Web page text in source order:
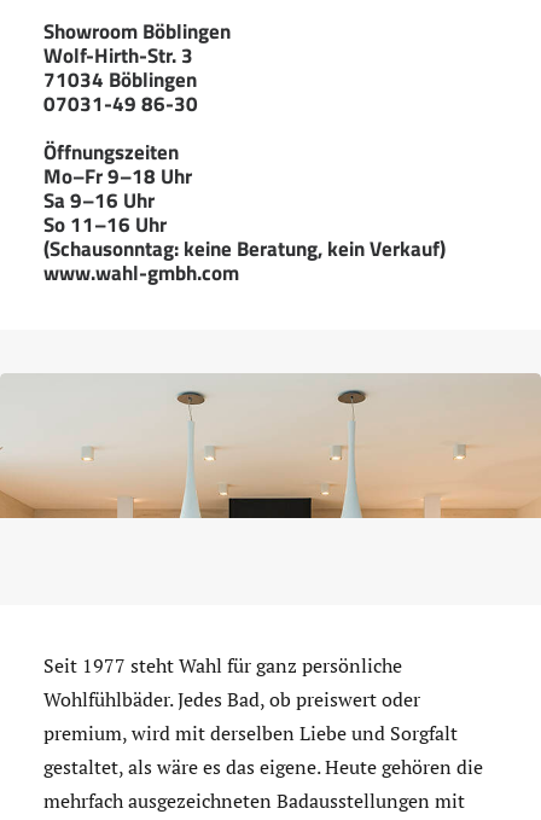
Showroom Böblingen
Wolf-Hirth-Str. 3
71034 Böblingen
07031-49 86-30
Öffnungszeiten
Mo–Fr 9–18 Uhr
Sa 9–16 Uhr
So 11–16 Uhr
(Schausonntag: keine Beratung, kein Verkauf)
www.wahl-gmbh.com
Seit 1977 steht Wahl für ganz persönliche
Wohlfühlbäder. Jedes Bad, ob preiswert oder
premium, wird mit derselben Liebe und Sorgfalt
gestaltet, als wäre es das eigene. Heute gehören die
mehrfach ausgezeichneten Badausstellungen mit